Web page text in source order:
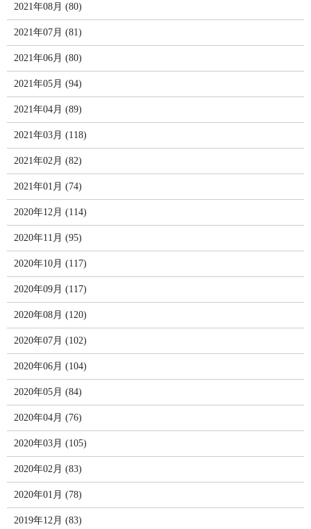
2021年08月 (80)
2021年07月 (81)
2021年06月 (80)
2021年05月 (94)
2021年04月 (89)
2021年03月 (118)
2021年02月 (82)
2021年01月 (74)
2020年12月 (114)
2020年11月 (95)
2020年10月 (117)
2020年09月 (117)
2020年08月 (120)
2020年07月 (102)
2020年06月 (104)
2020年05月 (84)
2020年04月 (76)
2020年03月 (105)
2020年02月 (83)
2020年01月 (78)
2019年12月 (83)